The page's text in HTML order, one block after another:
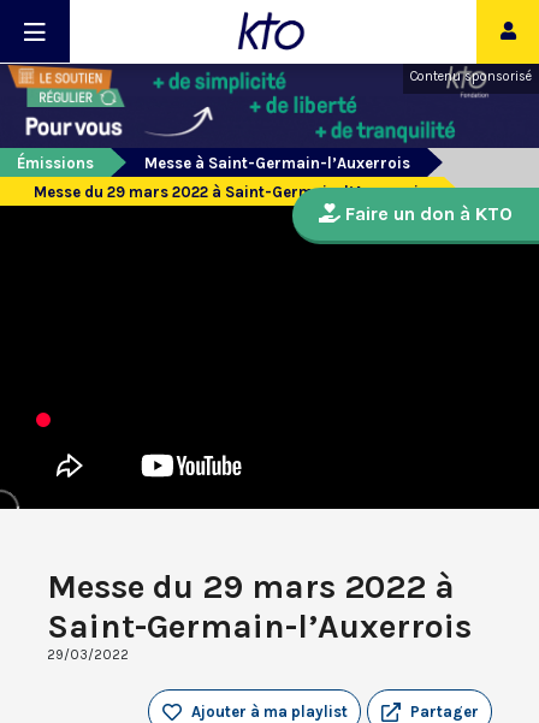
Contenu sponsorisé
Émissions
Messe à Saint-Germain-l’Auxerrois
Messe du 29 mars 2022 à Saint-Germain-l’Auxerrois
Messe du 29 mars 2022 à
Saint-Germain-l’Auxerrois
29/03/2022
Partager
Ajouter à ma playlist
Faire un don à KTO